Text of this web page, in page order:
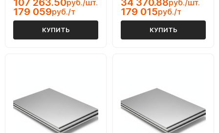
107 263.50руб./шт.
179 059руб./т
КУПИТЬ
34 370.88руб./шт.
179 015руб./т
КУПИТЬ